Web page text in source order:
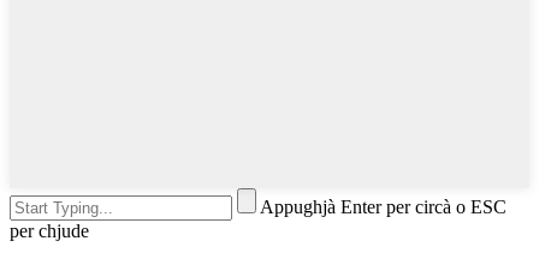
Appughjà Enter per circà o ESC
per chjude